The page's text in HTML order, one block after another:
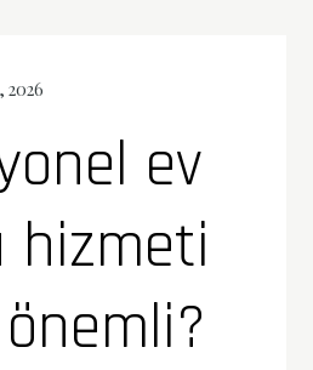
2026
ev
hizmeti